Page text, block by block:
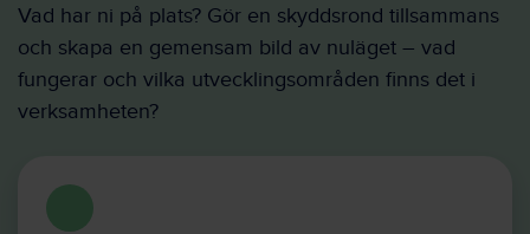
Vad har ni på plats? Gör en skyddsrond tillsammans
och skapa en gemensam bild av nuläget – vad
fungerar och vilka utvecklingsområden finns det i
verksamheten?